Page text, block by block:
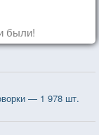
были!
— 1 978 шт.